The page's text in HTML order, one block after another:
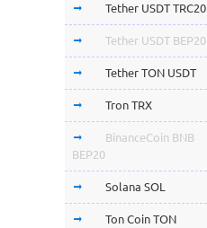
Tether USDT TRC20
Tether USDT BEP20
Tether TON USDT
Tron TRX
BinanceCoin BNB
BEP20
Solana SOL
Ton Coin TON